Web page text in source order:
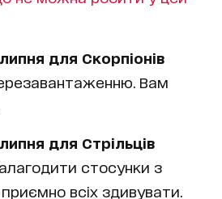
для Скорпіонів
Вам
для Стрільців
стосунки з
всіх здивувати.